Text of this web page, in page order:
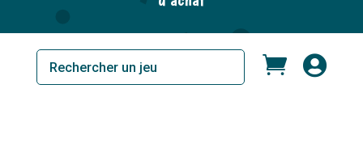
 